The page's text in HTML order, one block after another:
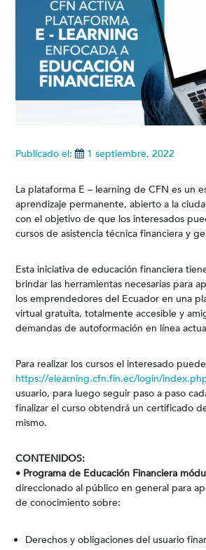
Publicado el: 1 septiembre, 2022
La plataforma E – learning de CFN es un
aprendizaje permanente, abierto a la
con el objetivo de que los interesados
cursos de asistencia técnica financiera y
Esta iniciativa de educación financiera
brindar las herramientas necesarias para
los emprendedores del Ecuador en una
virtual gratuita, totalmente accesible y
demandas de autoformación en línea
Para realizar los cursos el interesado
https://elearning.cfn.fin.ec/login/
usuario, para luego seguir paso a paso
finalizar el curso obtendrá un certificado
mismo.
CONTENIDOS:
• Programa de Educación Financiera
direccionado al público en general para
de conocimiento sobre:
Derechos y obligaciones del usuario